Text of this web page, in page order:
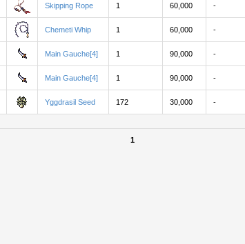
Skipping Rope 1 60,000 -
Chemeti Whip 1 60,000 -
Main Gauche[4] 1 90,000 -
Main Gauche[4] 1 90,000 -
Yggdrasil Seed 172 30,000 -
1